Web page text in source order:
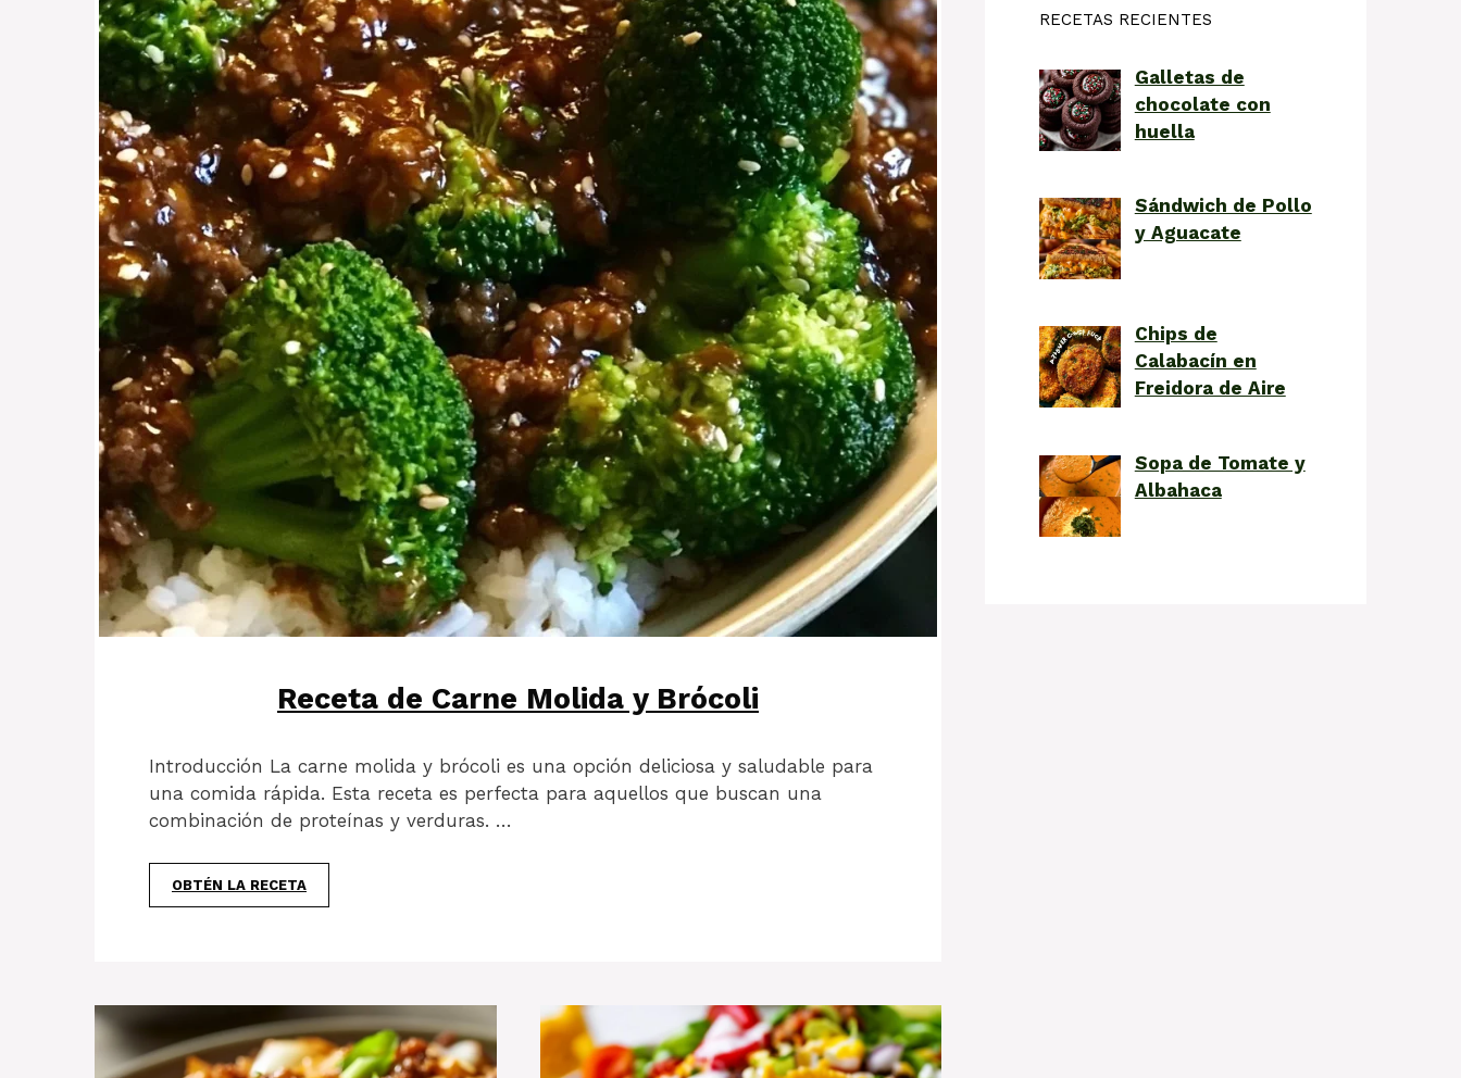
Receta de Carne Molida y Brócoli
Introducción La carne molida y brócoli es una opción deliciosa y saludable para
una comida rápida. Esta receta es perfecta para aquellos que buscan una
combinación de proteínas y verduras. …
OBTÉN LA RECETA
RECETAS RECIENTES
Galletas de
chocolate con
huella
Sándwich de Pollo
y Aguacate
Chips de
Calabacín en
Freidora de Aire
Sopa de Tomate y
Albahaca